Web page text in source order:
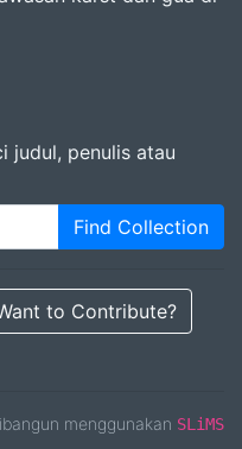
judul, penulis atau
Find Collection
to Contribute?
menggunakan SLiMS